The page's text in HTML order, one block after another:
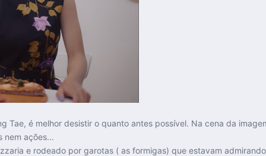
Tae, é melhor desistir o quanto antes possível. Na cena da
nem ações…
e rodeado por garotas ( as formigas) que estavam